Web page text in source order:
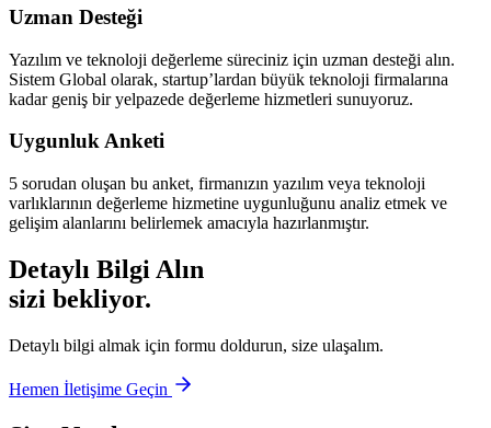
Uzman Desteği
Yazılım ve teknoloji değerleme süreciniz için uzman desteği alın.
Sistem Global olarak, startup’lardan büyük teknoloji firmalarına
kadar geniş bir yelpazede değerleme hizmetleri sunuyoruz.
Uygunluk Anketi
5 sorudan oluşan bu anket, firmanızın yazılım veya teknoloji
varlıklarının değerleme hizmetine uygunluğunu analiz etmek ve
gelişim alanlarını belirlemek amacıyla hazırlanmıştır.
Detaylı Bilgi Alın
sizi bekliyor.
Detaylı bilgi almak için formu doldurun, size ulaşalım.
Hemen İletişime Geçin